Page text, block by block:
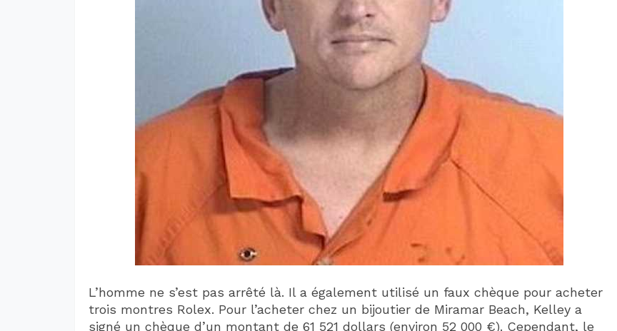
L’homme ne s’est pas arrêté là. Il a également utilisé un faux chèque pour acheter
trois montres Rolex. Pour l’acheter chez un bijoutier de Miramar Beach, Kelley a
signé un chèque d’un montant de 61 521 dollars (environ 52 000 €). Cependant, le